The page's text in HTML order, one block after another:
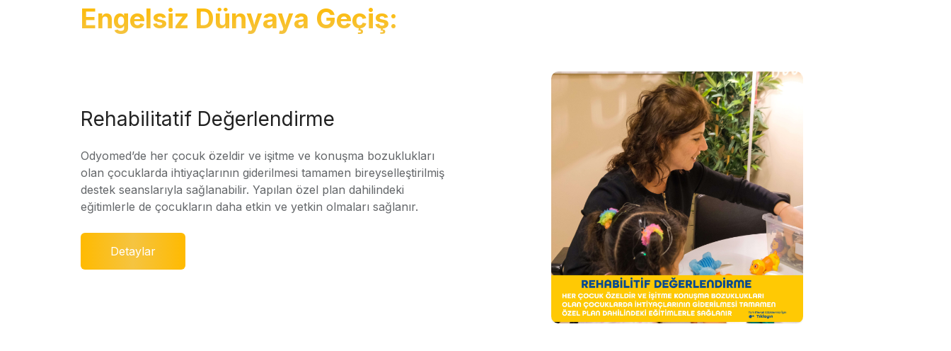
Engelsiz Dünyaya Geçiş:
Rehabilitatif Değerlendirme
Odyomed’de her çocuk özeldir ve işitme ve konuşma bozuklukları
olan çocuklarda ihtiyaçlarının giderilmesi tamamen bireyselleştirilmiş
destek seanslarıyla sağlanabilir. Yapılan özel plan dahilindeki
eğitimlerle de çocukların daha etkin ve yetkin olmaları sağlanır.
Detaylar